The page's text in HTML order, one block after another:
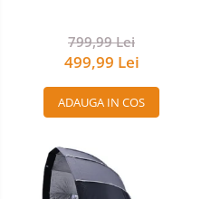
799,99 Lei
499,99 Lei
ADAUGA IN COS